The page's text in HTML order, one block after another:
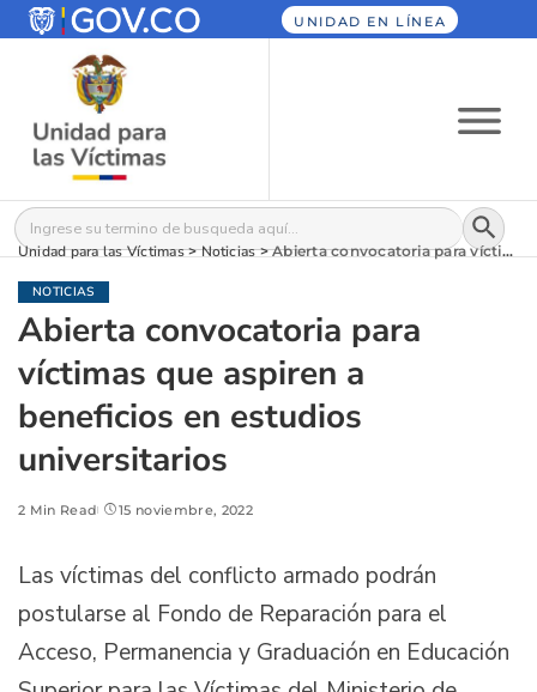
UNIDAD EN LÍNEA
Buscar: Botón
Unidad para las Víctimas>Noticias>Abierta convocatoria para víctimas que aspiren a beneficios en estudios universitarios
NOTICIAS
Abierta convocatoria para
víctimas que aspiren a
beneficios en estudios
universitarios
2 Min Read 15 noviembre, 2022
Las víctimas del conflicto armado podrán
postularse al Fondo de Reparación para el
Acceso, Permanencia y Graduación en Educación